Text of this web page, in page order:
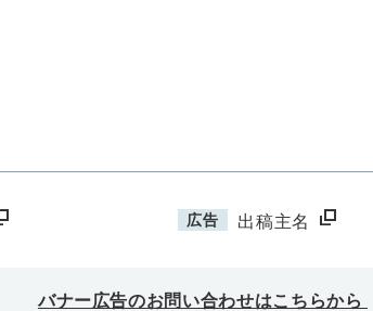
広告 出稿主名
バナー広告のお問い合わせはこちらから